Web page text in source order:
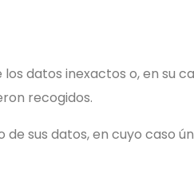
datos inexactos o, en su
recogidos.
sus datos, en cuyo caso